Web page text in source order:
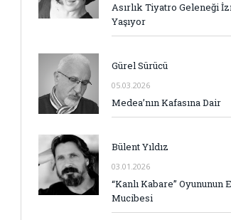
Asırlık Tiyatro Geleneği
Yaşıyor
Gürel Sürücü
05.03.2026
Medea’nın Kafasına Dair
Bülent Yıldız
03.01.2026
“Kanlı Kabare” Oyununun
Mucibesi